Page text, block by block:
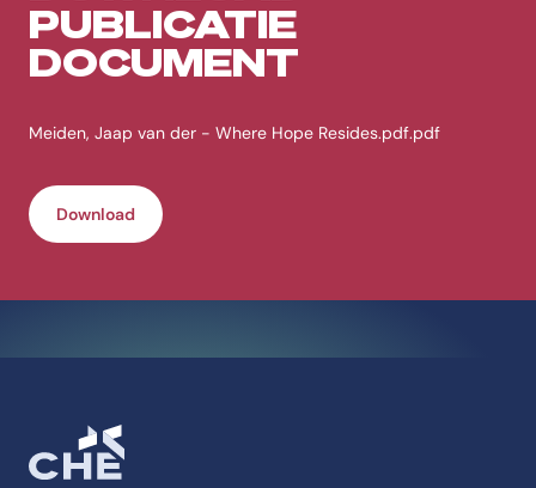
PUBLICATIE
DOCUMENT
Meiden, Jaap van der - Where Hope Resides.pdf.pdf
Download